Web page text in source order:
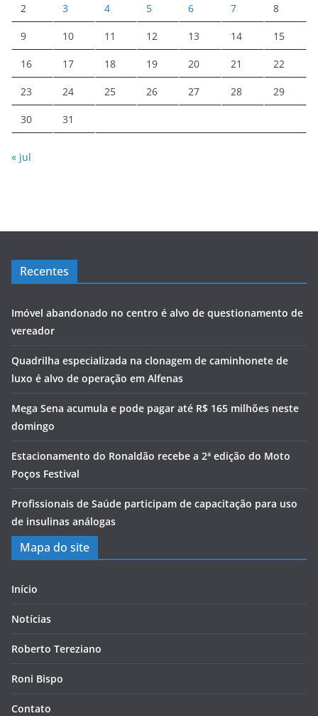
2 3 4 5 6 7 8
9 10 11 12 13 14 15
16 17 18 19 20 21 22
23 24 25 26 27 28 29
30 31
« jul
Recentes
Imóvel abandonado no centro é alvo de questionamento de
vereador
Quadrilha especializada na clonagem de caminhonete de
luxo é alvo de operação em Alfenas
Mega Sena acumula e pode pagar até R$ 165 milhões neste
domingo
Estacionamento do Ronaldão recebe a 2ª edição do Moto
Poços Festival
Profissionais de Saúde participam de capacitação para uso
de insulinas análogas
Mapa do site
Início
Notícias
Roberto Tereziano
Roni Bispo
Contato